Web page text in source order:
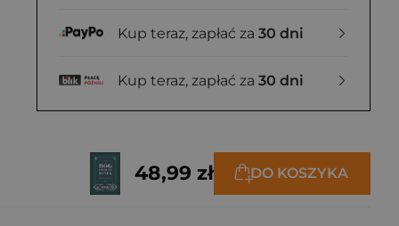
Kup teraz, zapłać za 30 dni
Kup teraz, zapłać za 30 dni
48,99 zł DO KOSZYKA